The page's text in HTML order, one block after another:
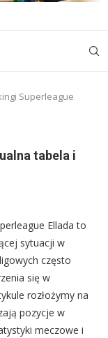
Superleague
tabela i
Ellada to
sytuacji w
często
się w
rozłożymy na
pozycje w
meczowe i